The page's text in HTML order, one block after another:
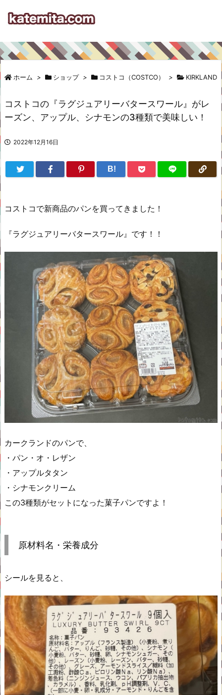
ホーム > ショップ > コストコ（COSTCO） > KIRKLAND
コストコの『ラグジュアリーバタースワール』がレ
ーズン、アップル、シナモンの3種類で美味しい！
2022年12月16日
B!
コストコで新商品のパンを買ってきました！
『ラグジュアリーバタースワール』です！！
カークランドのパンで、
・パン・オ・レザン
・アップルタタン
・シナモンクリーム
この3種類がセットになった菓子パンですよ！
原材料名・栄養成分
シールを見ると、